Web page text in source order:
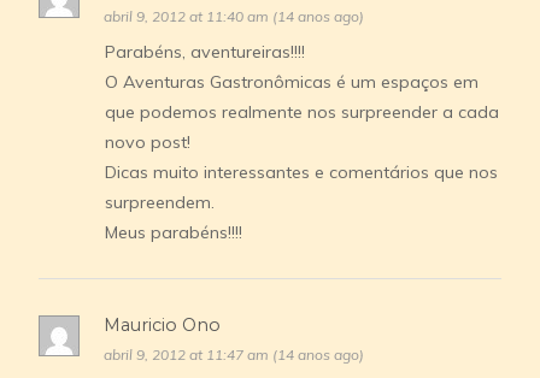
abril 9, 2012 at 11:40 am (14 anos ago)
Parabéns, aventureiras!!!!
O Aventuras Gastronômicas é um espaços em
que podemos realmente nos surpreender a cada
novo post!
Dicas muito interessantes e comentários que nos
surpreendem.
Meus parabéns!!!!
Mauricio Ono
abril 9, 2012 at 11:47 am (14 anos ago)